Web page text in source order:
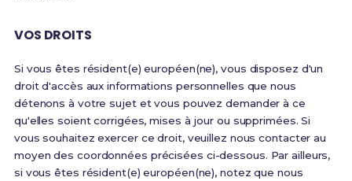
VOS DROITS
Si vous êtes résident(e) européen(ne), vous disposez d'un
droit d'accès aux informations personnelles que nous
détenons à votre sujet et vous pouvez demander à ce
qu'elles soient corrigées, mises à jour ou supprimées. Si
vous souhaitez exercer ce droit, veuillez nous contacter au
moyen des coordonnées précisées ci-dessous. Par ailleurs,
si vous êtes résident(e) européen(ne), notez que nous